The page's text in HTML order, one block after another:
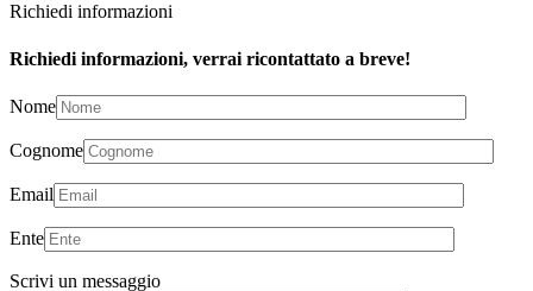
Richiedi informazioni
Richiedi informazioni, verrai ricontattato a breve!
Nome
Cognome
Email
Ente
Scrivi un messaggio